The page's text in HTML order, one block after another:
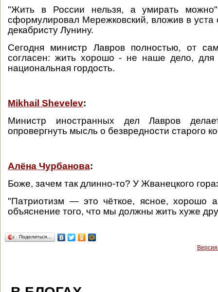
"Жить в России нельзя, а умирать
сформулировал Мережковский, вложив в уста
декабристу Лунину.
Сегодня министр Лавров полностью, от
согласен: жить хорошо - не наше дело, для
национальная гордость.
Mikhail Shevelev:
Министр иностранных дел Лавров
опровергнуть мысль о безвредности старого
Алёна Чурбанова:
Боже, зачем так длинно-то? У Жванецкого
"Патриотизм — это чёткое, ясное, хорошо
объяснение того, что мы должны жить хуже
Поделиться…